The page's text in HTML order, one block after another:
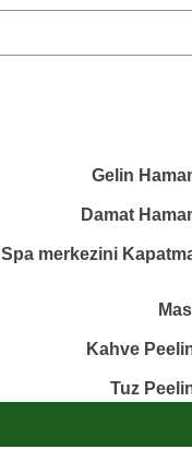
Gelin
Damat
Spa merkezini
Kahve
Tuz